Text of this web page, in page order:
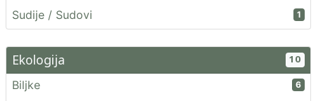
Sudije / Sudovi 1
Ekologija 10
Biljke 6